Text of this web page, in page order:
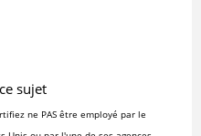
sujet
ne PAS être employé par le